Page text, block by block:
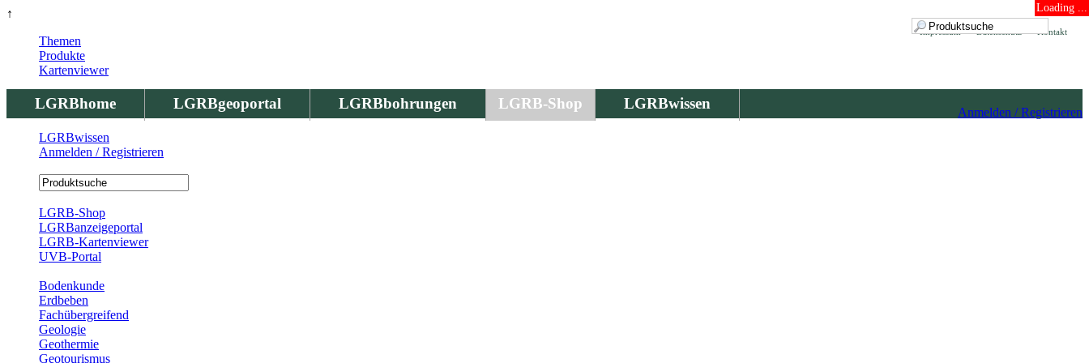
↑ Loading ...
Kontakt
Datenschutz
Impressum
LGRBhome LGRBgeoportal LGRBbohrungen LGRB-Shop LGRBwissen
Anmelden / Registrieren
Themen
Produkte
Kartenviewer
LGRBwissen
Anmelden / Registrieren
LGRB-Shop
LGRBanzeigeportal
LGRB-Kartenviewer
UVB-Portal
Bodenkunde
Erdbeben
Fachübergreifend
Geologie
Geothermie
Geotourismus